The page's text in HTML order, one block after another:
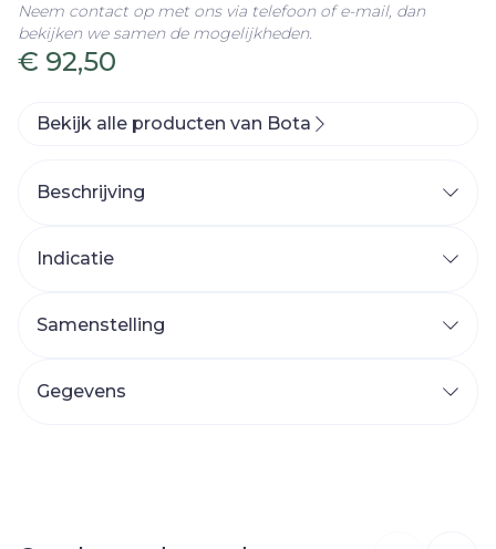
€ 92,50
Neem contact op met ons via telefoon of e-mail, dan
bekijken we samen de mogelijkheden.
Bekijk alle producten van Bota
Beschrijving
Indicatie
Samenstelling
Gegevens